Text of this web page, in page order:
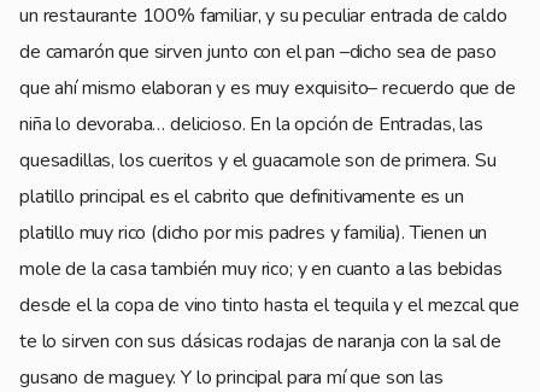
un restaurante 100% familiar, y su peculiar entrada de caldo
de camarón que sirven junto con el pan –dicho sea de paso
que ahí mismo elaboran y es muy exquisito– recuerdo que de
niña lo devoraba… delicioso. En la opción de Entradas, las
quesadillas, los cueritos y el guacamole son de primera. Su
platillo principal es el cabrito que definitivamente es un
platillo muy rico (dicho por mis padres y familia). Tienen un
mole de la casa también muy rico; y en cuanto a las bebidas
desde el la copa de vino tinto hasta el tequila y el mezcal que
te lo sirven con sus clásicas rodajas de naranja con la sal de
gusano de maguey. Y lo principal para mí que son las